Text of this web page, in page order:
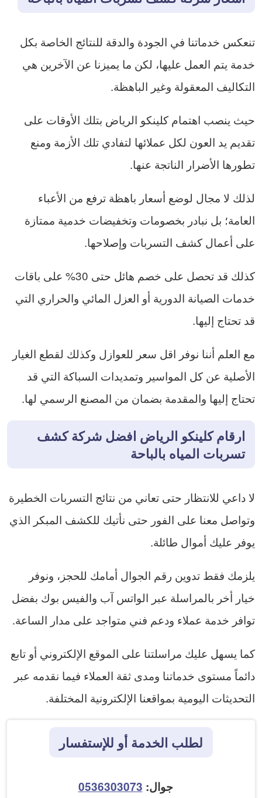
تنعكس خدماتنا في الجودة والدقة للنتائج الخاصة بكل
خدمة يتم العمل عليها، لكن ما يميزنا عن الآخرين هي
التكاليف المعقولة وغير الباهظة.
حيث ينصب اهتمام كلينكو الرياض بتلك الأوقات على
تقديم يد العون لكل عملائها لتفادي تلك الأزمة ومنع
تطورها الأضرار الناتجة عنها.
لذلك لا مجال لوضع أسعار باهظة ترفع من الأعباء
العامة؛ بل نبادر بخصومات وتخفيضات خدمية ممتازة
على أعمال كشف التسربات وإصلاحها.
كذلك قد تحصل على خصم هائل حتى 30% على باقات
خدمات الصيانة الدورية أو العزل المائي والحراري التي
قد تحتاج إليها.
مع العلم أننا نوفر اقل سعر للعوازل وكذلك لقطع الغيار
الأصلية عن كل المواسير وتمديدات السباكة التي قد
تحتاج إليها والمقدمة بضمان من المصنع الرسمي لها.
ارقام كلينكو الرياض افضل شركة كشف
تسربات المياه بالباحة
لا داعي للانتظار حتى تعاني من نتائج التسربات الخطيرة
وتواصل معنا على الفور حتى نأتيك للكشف المبكر الذي
يوفر عليك أموال طائلة.
يلزمك فقط تدوين رقم الجوال أمامك للحجز، ونوفر
خيار أخر بالمراسلة عبر الواتس آب والفيس بوك بفضل
توافر خدمة عملاء ودعم فني متواجد على مدار الساعة.
كما يسهل عليك مراسلتنا على الموقع الإلكتروني أو تابع
دائماً مستوى خدماتنا ومدى ثقة العملاء فيما نقدمه عبر
التحديثات اليومية بمواقعنا الإلكترونية المختلفة.
لطلب الخدمة أو للإستفسار
جوال: 0536303073